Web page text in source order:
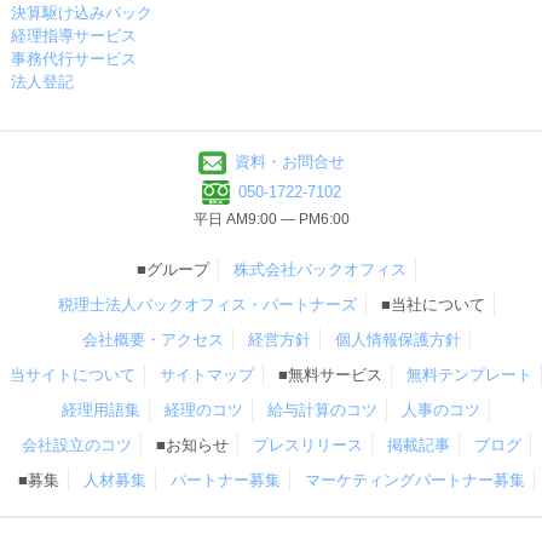
決算駆け込みパック
経理指導サービス
事務代行サービス
法人登記
資料・お問合せ
050-1722-7102
平日 AM9:00 ― PM6:00
■グループ
株式会社バックオフィス
税理士法人バックオフィス・パートナーズ
■当社について
会社概要・アクセス
経営方針
個人情報保護方針
当サイトについて
サイトマップ ■無料サービス
無料テンプレート
経理用語集
経理のコツ 給与計算のコツ
人事のコツ
会社設立のコツ
■お知らせ プレスリリース 掲載記事
ブログ
■募集
人材募集 パートナー募集 マーケティングパートナー募集